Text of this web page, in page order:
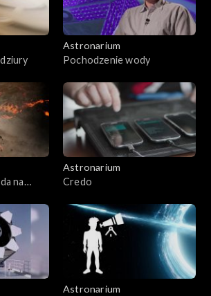
Astronarium
Pochodzenie wody
na
Astronarium
Credo
Astronarium